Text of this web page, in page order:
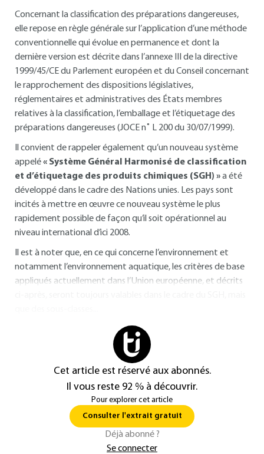
Concernant la classification des préparations dangereuses,
elle repose en règle générale sur l’application d’une méthode
conventionnelle qui évolue en permanence et dont la
dernière version est décrite dans l’annexe III de la directive
1999/45/CE du Parlement européen et du Conseil concernant
le rapprochement des dispositions législatives,
réglementaires et administratives des États membres
relatives à la classification, l’emballage et l’étiquetage des
préparations dangereuses (JOCE n˚ L 200 du 30/07/1999).
Il convient de rappeler également qu’un nouveau système
appelé« Système Général Harmonisé de classification
et d’étiquetage des produits chimiques (SGH) »a été
développé dans le cadre des Nations unies. Les pays sont
incités à mettre en œuvre ce nouveau système le plus
rapidement possible de façon qu’il soit opérationnel au
niveau international d’ici 2008.
Il est à noter que, en ce qui concerne l’environnement et
notamment l’environnement aquatique, les critères de base
appliqués actuellement dans l’Union européenne, et décrits
Cet article est réservé aux abonnés.
Il vous reste 92 % à découvrir.
Pour explorer cet article
Consulter l'extrait gratuit
Déjà abonné ?
Se connecter